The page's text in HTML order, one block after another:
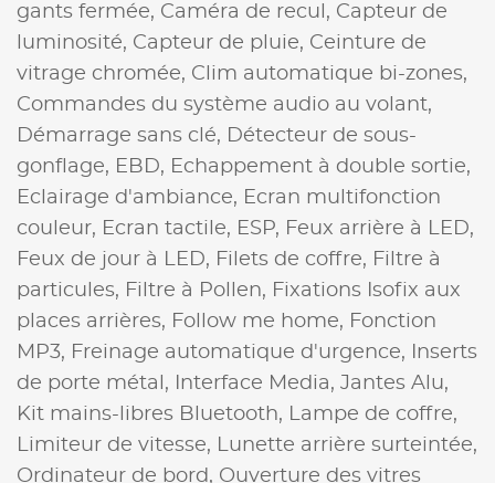
gants fermée, Caméra de recul, Capteur de
luminosité, Capteur de pluie, Ceinture de
vitrage chromée, Clim automatique bi-zones,
Commandes du système audio au volant,
Démarrage sans clé,
Détecteur de sous-
gonflage, EBD, Echappement à double sortie,
Eclairage d'ambiance, Ecran multifonction
couleur, Ecran tactile, ESP, Feux arrière à LED,
Feux de jour à LED, Filets de coffre, Filtre à
particules, Filtre à Pollen, Fixations Isofix aux
places arrières, Follow me home, Fonction
MP3, Freinage automatique d'urgence,
Inserts
de porte métal,
Interface Media, Jantes Alu,
Kit mains-libres Bluetooth,
Lampe de coffre,
Limiteur de vitesse,
Lunette arrière surteintée,
Ordinateur de bord, Ouverture des vitres